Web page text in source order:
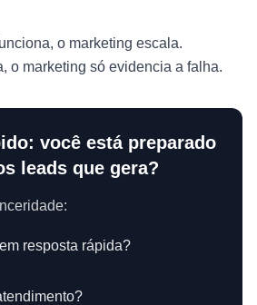
o marketing escala.
o marketing só evidencia a falha.
você está preparado
leads que gera?
resposta rápida?